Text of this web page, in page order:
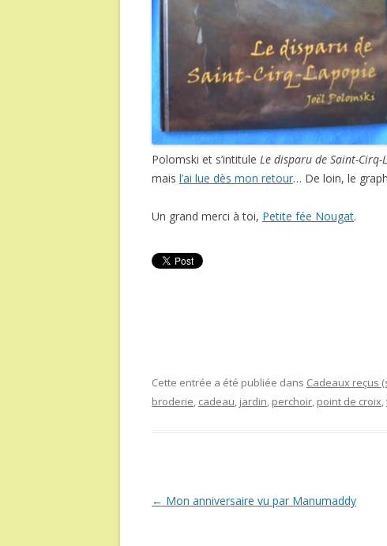
Polomski et s’intitule Le disparu de Saint-Cirq-
mais l’ai lue dès mon retour… De loin, le
Un grand merci à toi, Petite fée Nougat.
Cette entrée a été publiée dans Cadeaux reçus
broderie, cadeau, jardin, perchoir, point de croix,
Navigation
← Mon anniversaire vu par Manumaddy